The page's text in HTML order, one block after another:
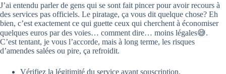
J’ai entendu parler de gens qui se sont fait pincer pour avoir recours à
des services pas officiels. Le piratage, ça vous dit quelque chose? Eh
bien, c’est exactement ce qui guette ceux qui cherchent à économiser
quelques euros par des voies… comment dire… moins légales😅.
C’est tentant, je vous l’accorde, mais à long terme, les risques
d’amendes salées ou pire, ça refroidit.
Vérifiez la légitimité du service avant souscription.